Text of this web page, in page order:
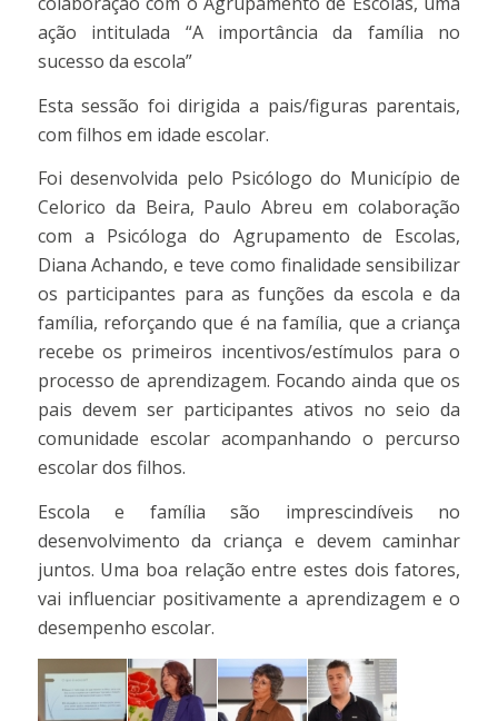
ação intitulada “A importância da família no
sucesso da escola”
Esta sessão foi dirigida a pais/figuras parentais,
com filhos em idade escolar.
Foi desenvolvida pelo Psicólogo do Município de
Celorico da Beira, Paulo Abreu em colaboração
com a Psicóloga do Agrupamento de Escolas,
Diana Achando, e teve como finalidade sensibilizar
os participantes para as funções da escola e da
família, reforçando que é na família, que a criança
recebe os primeiros incentivos/estímulos para o
processo de aprendizagem. Focando ainda que os
pais devem ser participantes ativos no seio da
comunidade escolar acompanhando o percurso
escolar dos filhos.
Escola e família são imprescindíveis no
desenvolvimento da criança e devem caminhar
juntos. Uma boa relação entre estes dois fatores,
vai influenciar positivamente a aprendizagem e o
desempenho escolar.